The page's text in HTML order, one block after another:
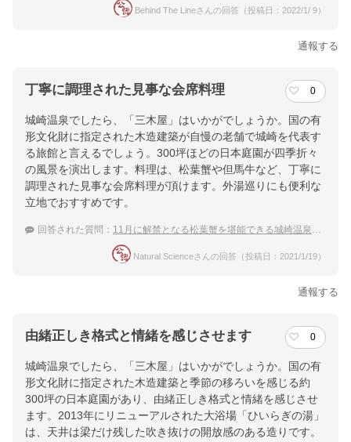
Behind The Lineさんの回答（投稿日：2022/1/ 9）
通報する
丁寧に調理された見事な会席料理 0
城崎温泉でしたら、「三木屋」はいかがでしょうか。国の有
形文化財に指定された木造建築が自慢の老舗で城崎を代表す
る旅館と言えるでしょう。300坪ほどの日本庭園が四季折々
の風景を演出します。料理は、松葉蟹や但馬牛など、丁寧に
調理された見事な会席料理が頂けます。外湯巡りにも便利な
立地でおすすめです。
回答された質問： 11月に解禁となる松葉蟹を堪能できる城崎温泉のお勧めの宿を教えて下さい。
Natural Scienceさんの回答（投稿日：2021/1/19）
通報する
由緒正しき格式と情緒を感じさせます 0
城崎温泉でしたら、「三木屋」はいかがでしょうか。国の有
形文化財に指定された木造建築と季節の移ろいを感じる約
300坪の日本庭園があり、由緒正しき格式と情緒を感じさせ
ます。2013年にリニューアルされた大浴場「ひいらぎの湯」
は、天井は梁だけ残した吹き抜けの開放感のある造りです。